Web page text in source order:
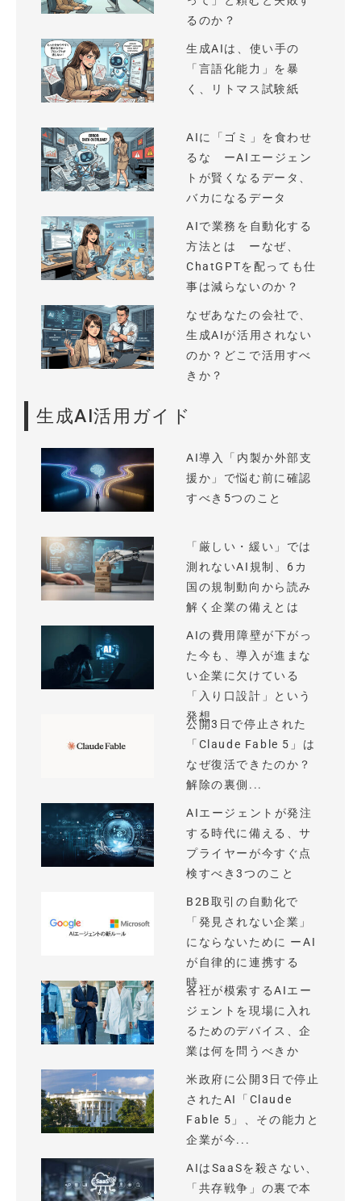
るのか？
生成AIは、使い手の
「言語化能力」を暴
く、リトマス試験紙
AIに「ゴミ」を食わせ
るな ーAIエージェン
トが賢くなるデータ、
バカになるデータ
AIで業務を自動化する
方法とは ーなぜ、
ChatGPTを配っても仕
事は減らないのか？
なぜあなたの会社で、
生成AIが活用されない
のか？どこで活用すべ
きか？
生成AI活用ガイド
AI導入「内製か外部支
援か」で悩む前に確認
すべき5つのこと
「厳しい・緩い」では
測れないAI規制、6カ
国の規制動向から読み
解く企業の備えとは
AIの費用障壁が下がっ
た今も、導入が進まな
い企業に欠けている
「入り口設計」という
発想
公開3日で停止された
「Claude Fable 5」は
なぜ復活できたのか？
解除の裏側...
AIエージェントが発注
する時代に備える、サ
プライヤーが今すぐ点
検すべき3つのこと
B2B取引の自動化で
「発見されない企業」
にならないために ーAI
が自律的に連携する
時...
各社が模索するAIエー
ジェントを現場に入れ
るためのデバイス、企
業は何を問うべきか
米政府に公開3日で停止
されたAI「Claude
Fable 5」、その能力と
企業が今...
AIはSaaSを殺さない、
「共存戦争」の裏で本